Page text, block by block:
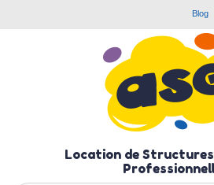
Blog
Location de